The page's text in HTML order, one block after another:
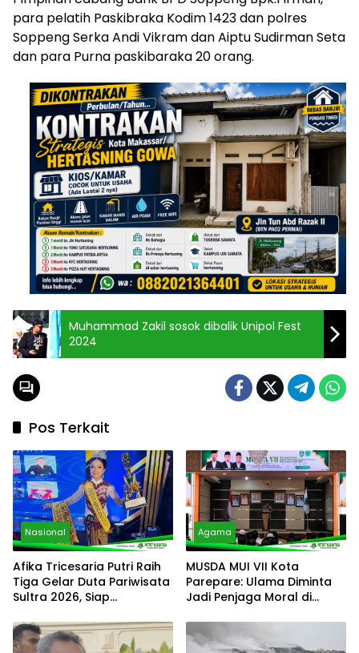
para pelatih Paskibraka Kodim 1423 dan polres
Soppeng Serka Andi Vikram dan Aiptu Sudirman Seta
dan para Purna paskibaraka 20 orang.
Muhammad Zakil sosok dibalik Unipol Fest
2024
Pos Terkait
Nasional
Afika Tricesaria Putri Raih
Tiga Gelar Duta Pariwisata
Sultra 2026, Siap
Tingkat Nasional
Agama
MUSDA MUI VII Kota
Parepare: Ulama Diminta
Jadi Penjaga Moral di
Digital